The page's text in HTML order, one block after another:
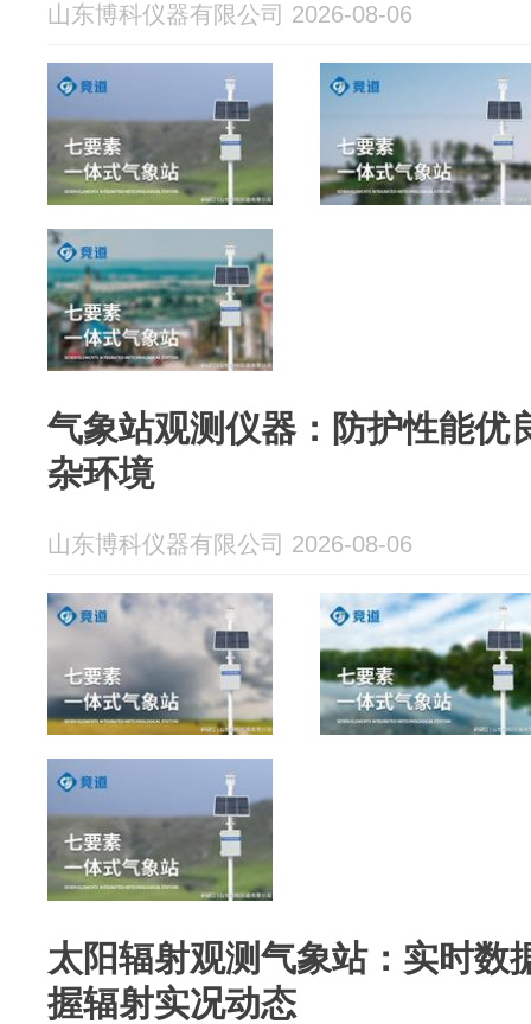
山东博科仪器有限公司 2026-08-06
气象站观测仪器：防护性能优
杂环境
山东博科仪器有限公司 2026-08-06
太阳辐射观测气象站：实时数
握辐射实况动态